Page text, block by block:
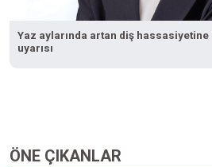
Yaz aylarında artan diş hassasiyetine
uyarısı
ÖNE ÇIKANLAR